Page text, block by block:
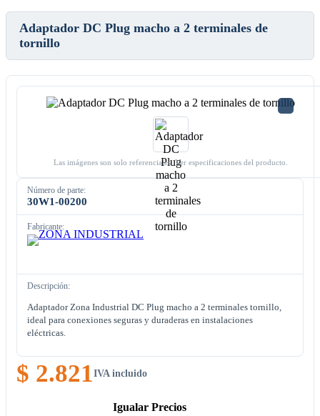
Adaptador DC Plug macho a 2 terminales de
tornillo
Las imágenes son solo referenciales. Ver especificaciones del producto.
Número de parte:
30W1-00200
Fabricante:
Descripción:
Adaptador Zona Industrial DC Plug macho a 2 terminales tornillo,
ideal para conexiones seguras y duraderas en instalaciones
eléctricas.
$ 2.821IVA incluido
Igualar Precios